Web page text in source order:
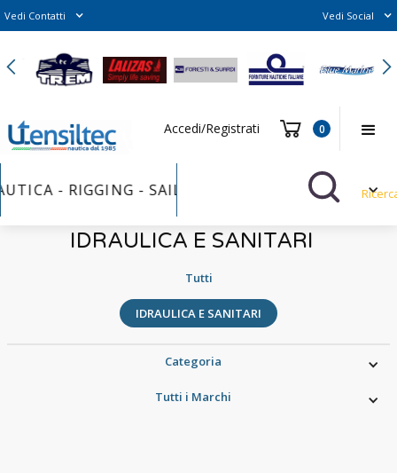
Vedi Contatti Vedi Social
Accedi/Registrati
0
- RIGGING - SAILS FURLER - VERNICI -
IDRAULICA E SANITARI
Tutti
IDRAULICA E SANITARI
Categoria
Tutti i Marchi